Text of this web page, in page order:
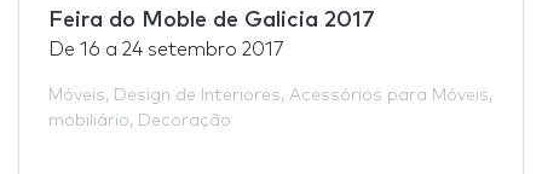
Feira do Moble de Galicia 2017
De 16 a 24 setembro 2017
Móveis, Design de Interiores, Acessórios para Móveis,
mobiliário, Decoração